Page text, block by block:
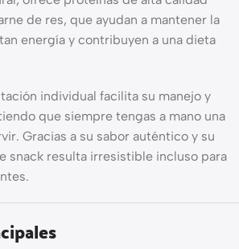
de res, que ayudan a mantener la
energía y contribuyen a una dieta
individual facilita su manejo y
que siempre tengas a mano una
Gracias a su sabor auténtico y su
snack resulta irresistible incluso para